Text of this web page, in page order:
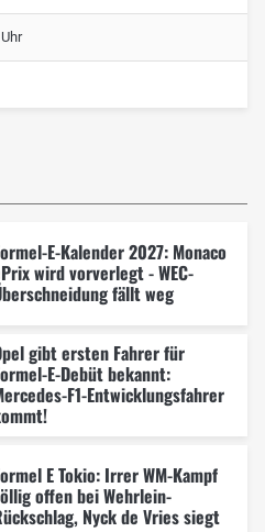
E-Kalender 2027: Monaco
wird vorverlegt - WEC-
fällt weg
gibt ersten Fahrer für
E-Debüt bekannt:
F1-Entwicklungsfahrer
E Tokio: Irrer WM-Kampf
offen bei Wehrlein-
Nyck de Vries siegt